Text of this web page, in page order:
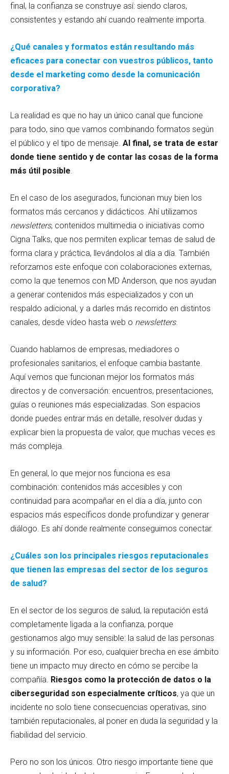
final, la confianza se construye así: siendo claros,
consistentes y estando ahí cuando realmente importa.
¿Qué canales y formatos están resultando más
eficaces para conectar con vuestros públicos, tanto
desde el marketing como desde la comunicación
corporativa?
La realidad es que no hay un único canal que funcione
para todo, sino que vamos combinando formatos según
el público y el tipo de mensaje. Al final, se trata de estar
donde tiene sentido y de contar las cosas de la forma
más útil posible
En el caso de los asegurados, funcionan muy bien los
formatos más cercanos y didácticos. Ahí utilizamos
newsletters, contenidos multimedia o iniciativas como
Cigna Talks, que nos permiten explicar temas de salud de
forma clara y práctica, llevándolos al día a día. También
reforzamos este enfoque con colaboraciones externas,
como la que tenemos con MD Anderson, que nos ayudan
a generar contenidos más especializados y con un
respaldo adicional, y a darles más recorrido en distintos
canales, desde vídeo hasta web o newsletters.
Cuando hablamos de empresas, mediadores o
profesionales sanitarios, el enfoque cambia bastante.
Aquí vemos que funcionan mejor los formatos más
directos y de conversación: encuentros, presentaciones,
guías o reuniones más especializadas. Son espacios
donde puedes entrar más en detalle, resolver dudas y
explicar bien la propuesta de valor, que muchas veces es
más compleja.
En general, lo que mejor nos funciona es esa
combinación: contenidos más accesibles y con
continuidad para acompañar en el día a día, junto con
espacios más específicos donde profundizar y generar
diálogo. Es ahí donde realmente conseguimos conectar.
¿Cuáles son los principales riesgos reputacionales
que tienen las empresas del sector de los seguros
de salud?
En el sector de los seguros de salud, la reputación está
completamente ligada a la confianza, porque
gestionamos algo muy sensible: la salud de las personas
y su información. Por eso, cualquier brecha en ese ámbito
tiene un impacto muy directo en cómo se percibe la
compañía. Riesgos como la protección de datos o la
ciberseguridad son especialmente críticos, ya que un
incidente no solo tiene consecuencias operativas, sino
también reputacionales, al poner en duda la seguridad y la
fiabilidad del servicio.
Pero no son los únicos. Otro riesgo importante tiene que